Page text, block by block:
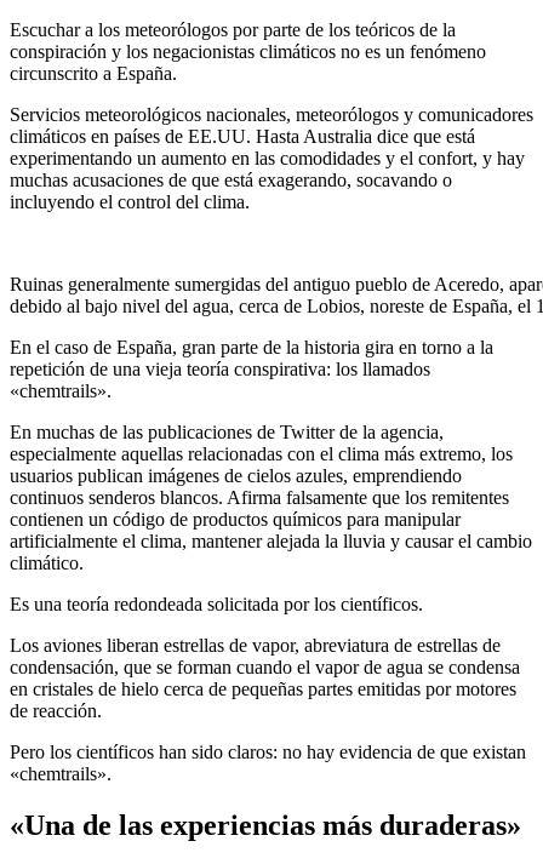
Escuchar a los meteorólogos por parte de los teóricos de la
conspiración y los negacionistas climáticos no es un fenómeno
circunscrito a España.
Servicios meteorológicos nacionales, meteorólogos y comunicadores
climáticos en países de EE.UU. Hasta Australia dice que está
experimentando un aumento en las comodidades y el confort, y hay
muchas acusaciones de que está exagerando, socavando o
incluyendo el control del clima.
Ruinas generalmente sumergidas del antiguo pueblo de Aceredo,
debido al bajo nivel del agua, cerca de Lobios, noreste de España,
En el caso de España, gran parte de la historia gira en torno a la
repetición de una vieja teoría conspirativa: los llamados
«chemtrails».
En muchas de las publicaciones de Twitter de la agencia,
especialmente aquellas relacionadas con el clima más extremo, los
usuarios publican imágenes de cielos azules, emprendiendo
continuos senderos blancos. Afirma falsamente que los remitentes
contienen un código de productos químicos para manipular
artificialmente el clima, mantener alejada la lluvia y causar el cambio
climático.
Es una teoría redondeada solicitada por los científicos.
Los aviones liberan estrellas de vapor, abreviatura de estrellas de
condensación, que se forman cuando el vapor de agua se condensa
en cristales de hielo cerca de pequeñas partes emitidas por motores
de reacción.
Pero los científicos han sido claros: no hay evidencia de que existan
«chemtrails».
«Una de las experiencias más duraderas»